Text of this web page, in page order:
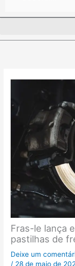
Fras-le lança
pastilhas de
Deixe um
/ 28 de maio de